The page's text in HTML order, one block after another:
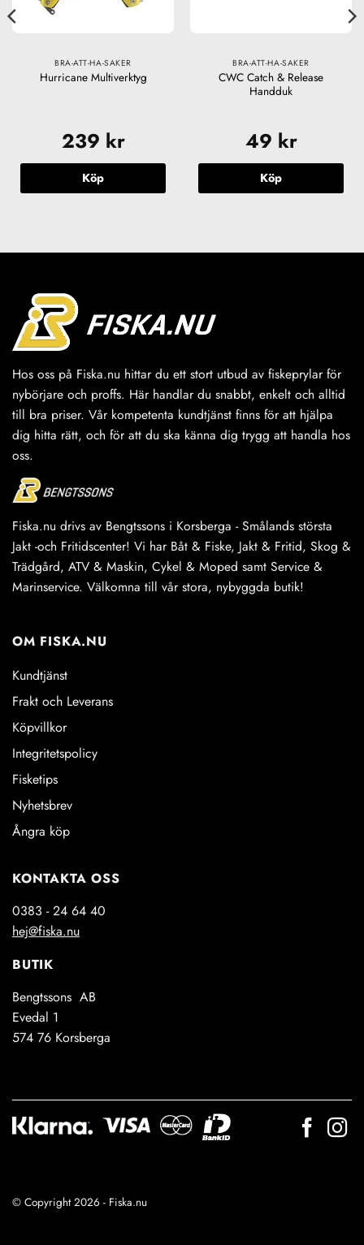
BRA-ATT-HA-SAKER
Hurricane Multiverktyg
239 kr
Köp
BRA-ATT-HA-SAKER
CWC Catch & Release
Handduk
49 kr
Köp
Hos oss på Fiska.nu hittar du ett stort utbud av fiskeprylar för
nybörjare och proffs. Här handlar du snabbt, enkelt och alltid
till bra priser. Vår kompetenta kundtjänst finns för att hjälpa
dig hitta rätt, och för att du ska känna dig trygg att handla hos
oss.
Fiska.nu drivs av Bengtssons i Korsberga - Smålands största
Jakt -och Fritidscenter! Vi har Båt & Fiske, Jakt & Fritid, Skog &
Trädgård, ATV & Maskin, Cykel & Moped samt Service &
Marinservice. Välkomna till vår stora, nybyggda butik!
OM FISKA.NU
Kundtjänst
Frakt och Leverans
Köpvillkor
Integritetspolicy
Fisketips
Nyhetsbrev
Ångra köp
KONTAKTA OSS
0383 - 24 64 40
hej@fiska.nu
BUTIK
Bengtssons AB
Evedal 1
574 76 Korsberga
© Copyright 2026 - Fiska.nu